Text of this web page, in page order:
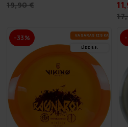
19,90 €
-33% VA­SA­RAS IZ­SKA­ŅA
LĪDZ 9.8.